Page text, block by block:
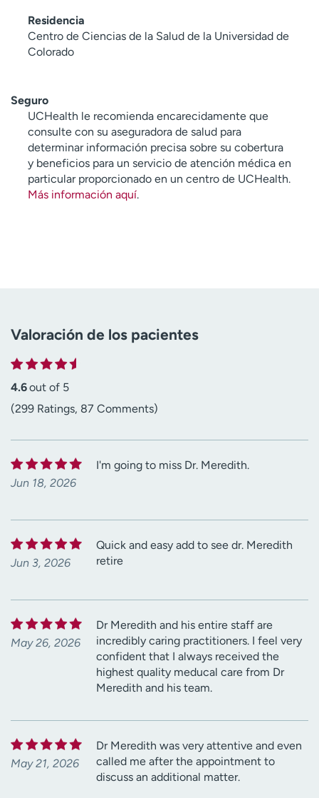
Residencia
Centro de Ciencias de la Salud de la Universidad de
Colorado
Seguro
UCHealth le recomienda encarecidamente que
consulte con su aseguradora de salud para
determinar información precisa sobre su cobertura
y beneficios para un servicio de atención médica en
particular proporcionado en un centro de UCHealth.
Más información aquí.
Valoración de los pacientes
4.6out of 5
(299 Ratings, 87 Comments)
Jun 18, 2026
I'm going to miss Dr. Meredith.
Jun 3, 2026
Quick and easy add to see dr. Meredith
retire
May 26, 2026
Dr Meredith and his entire staff are
incredibly caring practitioners. I feel very
confident that I always received the
highest quality meducal care from Dr
Meredith and his team.
May 21, 2026
Dr Meredith was very attentive and even
called me after the appointment to
discuss an additional matter.